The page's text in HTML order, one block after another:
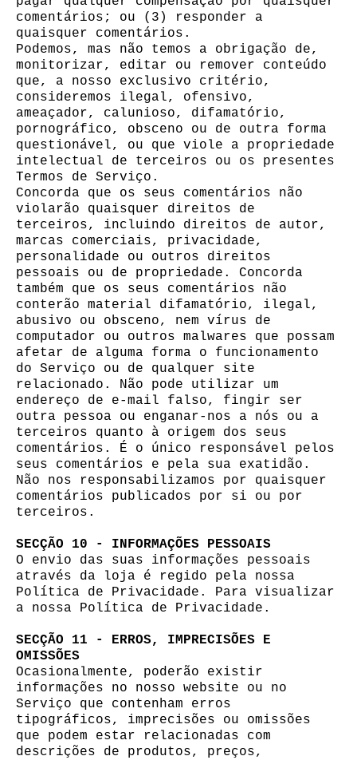
comentários; ou (3) responder a
quaisquer comentários.
Podemos, mas não temos a obrigação de,
monitorizar, editar ou remover conteúdo
que, a nosso exclusivo critério,
consideremos ilegal, ofensivo,
ameaçador, calunioso, difamatório,
pornográfico, obsceno ou de outra forma
questionável, ou que viole a propriedade
intelectual de terceiros ou os presentes
Termos de Serviço.
Concorda que os seus comentários não
violarão quaisquer direitos de
terceiros, incluindo direitos de autor,
marcas comerciais, privacidade,
personalidade ou outros direitos
pessoais ou de propriedade. Concorda
também que os seus comentários não
conterão material difamatório, ilegal,
abusivo ou obsceno, nem vírus de
computador ou outros malwares que possam
afetar de alguma forma o funcionamento
do Serviço ou de qualquer site
relacionado. Não pode utilizar um
endereço de e-mail falso, fingir ser
outra pessoa ou enganar-nos a nós ou a
terceiros quanto à origem dos seus
comentários. É o único responsável pelos
seus comentários e pela sua exatidão.
Não nos responsabilizamos por quaisquer
comentários publicados por si ou por
terceiros.
SECÇÃO 10 - INFORMAÇÕES PESSOAIS
O envio das suas informações pessoais
através da loja é regido pela nossa
Política de Privacidade. Para visualizar
a nossa Política de Privacidade.
SECÇÃO 11 - ERROS, IMPRECISÕES E
OMISSÕES
Ocasionalmente, poderão existir
informações no nosso website ou no
Serviço que contenham erros
tipográficos, imprecisões ou omissões
que podem estar relacionadas com
descrições de produtos, preços,